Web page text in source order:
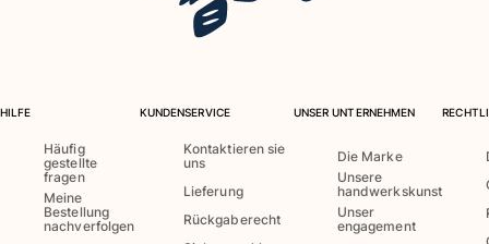
HILFE
Häufig
gestellte
fragen
Meine
Bestellung
nachverfolgen
KUNDENSERVICE
Kontaktieren sie
uns
Lieferung
Rückgaberecht
UNSER UNTERNEHMEN
Die Marke
Unsere
handwerkskunst
Unser
engagement